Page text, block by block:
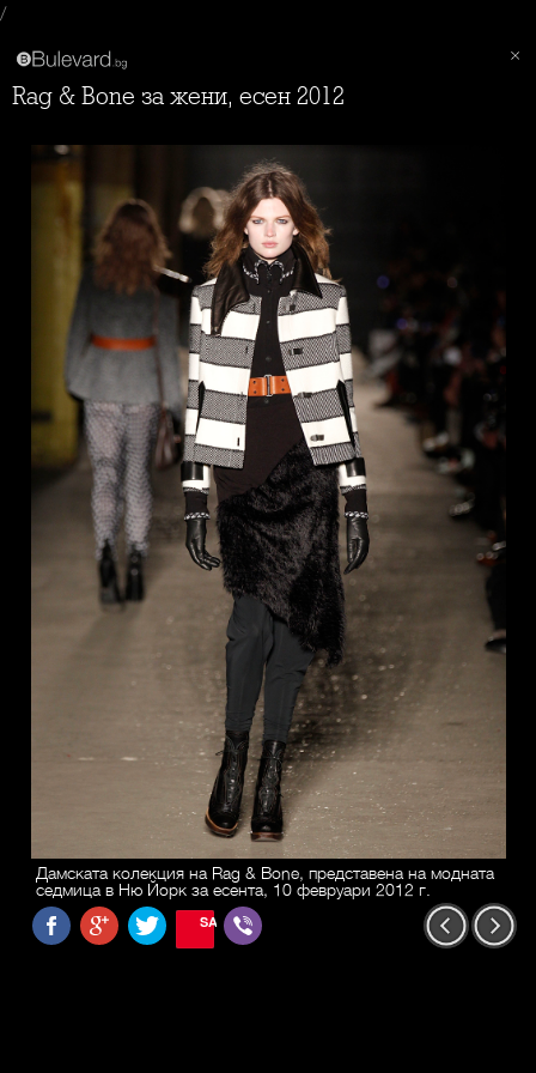
/
Rag & Bone за жени, есен 2012
Дамската колекция на Rag & Bone, представена на модната
седмица в Ню Йорк за есента, 10 февруари 2012 г.
SAVE